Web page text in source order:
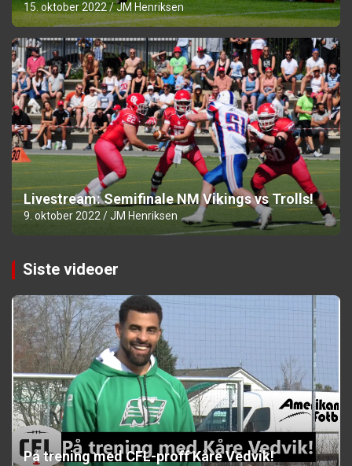
15. oktober 2022 JM Henriksen
Livestream: Semifinale NM Vikings vs Trolls!
9. oktober 2022 JM Henriksen
Siste videoer
På trening med CFL-proff Kåre Vedvik!